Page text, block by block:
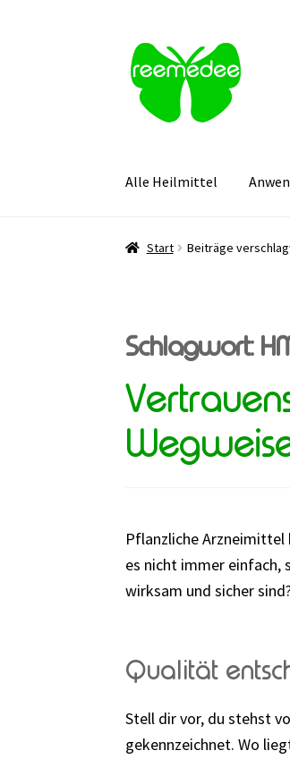
Zur
Navigation
springen
Zum
Inhalt
springen
Alle Heilmittel
Start Beiträge
Schlagwort:
Pflanzliche Arzneimittel
es nicht immer einfach,
wirksam und sicher
Qualität
Stell dir vor, du stehst
gekennzeichnet. Wo